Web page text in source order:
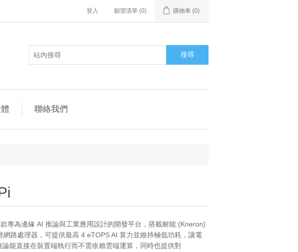
登入 願望清單 (0) 購物車 (0)
搜尋
聯絡我們
專為邊緣 AI 推論與工業應用設計的開發平台，搭載耐能 (Kneron)
網路處理器，可提供最高 4 eTOPS AI 算力並維持極低功耗，讓電
論能直接在裝置端執行而不需依賴雲端運算，同時也提供對